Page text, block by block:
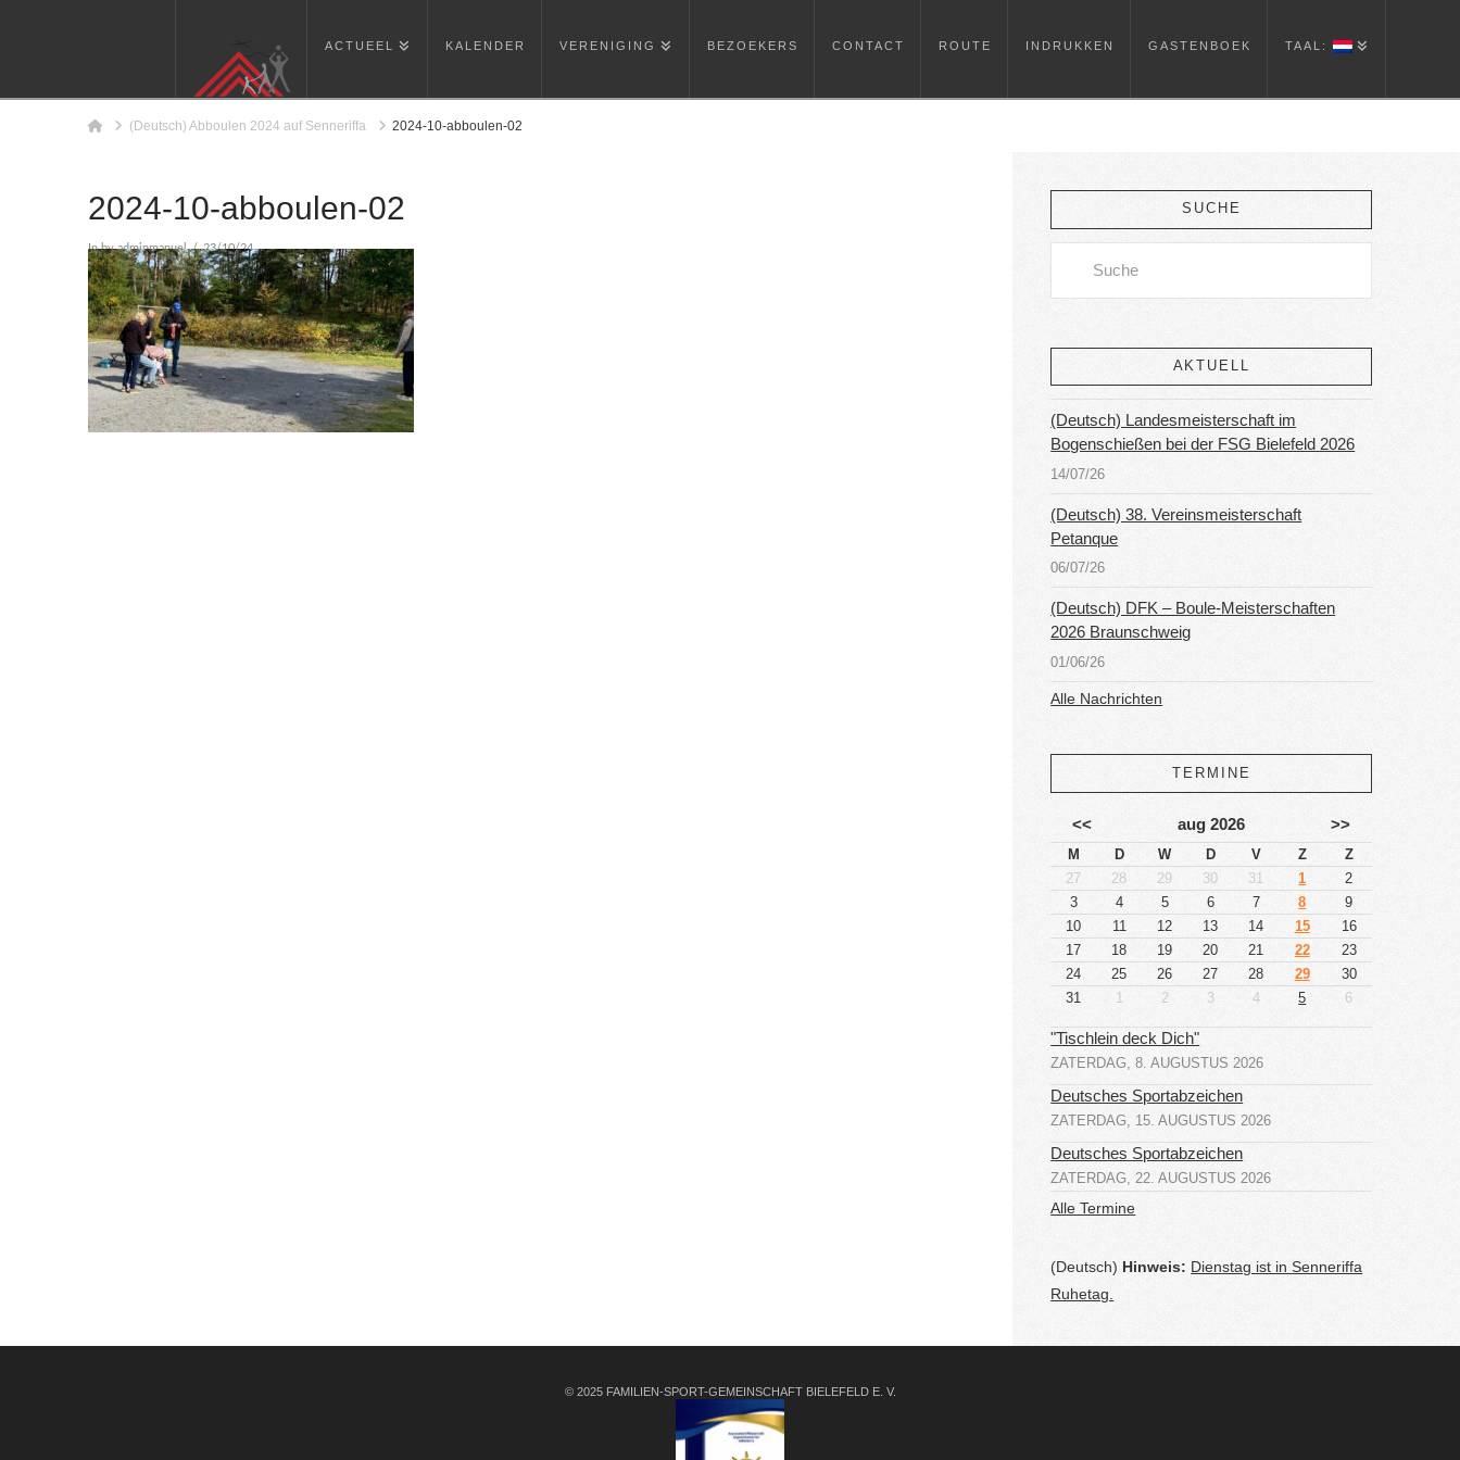
ACTUEEL KALENDER VERENIGING BEZOEKERS CONTACT ROUTE INDRUKKEN GASTENBOEK TAAL:
Home(Deutsch) Abboulen 2024 auf Senneriffa 2024-10-abboulen-02
2024-10-abboulen-02
In by adminmanuel 23/10/24
SUCHE
AKTUELL
(Deutsch) Landesmeisterschaft im
Bogenschießen bei der FSG Bielefeld 2026
14/07/26
(Deutsch) 38. Vereinsmeisterschaft
Petanque
06/07/26
(Deutsch) DFK – Boule-Meisterschaften
2026 Braunschweig
01/06/26
Alle Nachrichten
TERMINE
<< aug 2026 >>
M D W D V Z
Z
27
28 29 30 31 1
2
3
4 5 6 7 8
9
10
11 12 13 14 15
16
17
18 19 20 21 22
23
24
25 26 27 28 29
30
31
1 2 3 4 5 6
"Tischlein deck Dich"
ZATERDAG, 8. AUGUSTUS 2026
Deutsches Sportabzeichen
ZATERDAG, 15. AUGUSTUS 2026
Deutsches Sportabzeichen
ZATERDAG, 22. AUGUSTUS 2026
Alle Termine
(Deutsch) Hinweis: Dienstag ist in Senneriffa
Ruhetag.
© 2025 FAMILIEN-SPORT-GEMEINSCHAFT BIELEFELD E. V.